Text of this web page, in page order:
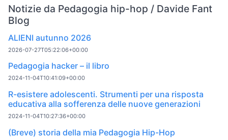
Notizie da Pedagogia hip-hop / Davide Fant
Blog
ALIENI autunno 2026
2026-07-27T05:22:06+00:00
Pedagogia hacker – il libro
2024-11-04T10:41:09+00:00
R-esistere adolescenti. Strumenti per una risposta
educativa alla sofferenza delle nuove generazioni
2024-11-04T10:27:36+00:00
(Breve) storia della mia Pedagogia Hip-Hop